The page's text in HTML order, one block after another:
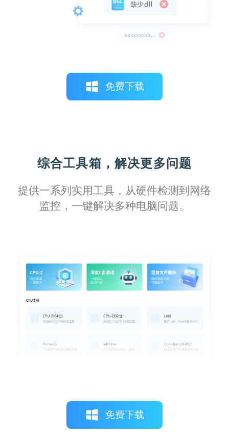
免费下载
综合工具箱，解决更多问题
提供一系列实用工具，从硬件检测到网络
监控，一键解决多种电脑问题。
免费下载
是旧型号还是最新款打印机，都能找到匹配
有打印设备的驱动，保持系统稳定运行，效
率显著提升。
柠檬不萌
应对各种打印机问题，从简单的卡纸到复杂